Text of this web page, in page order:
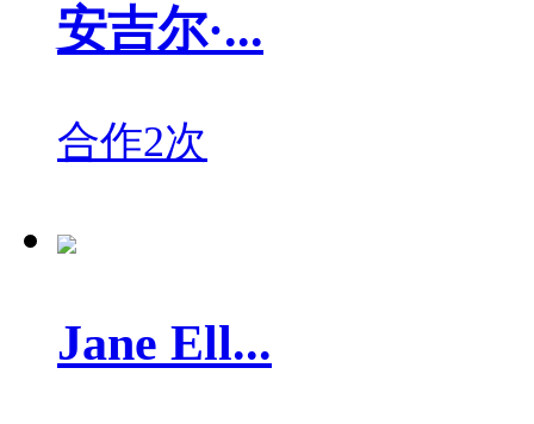
安吉尔·...
合作2次
Jane Ell...